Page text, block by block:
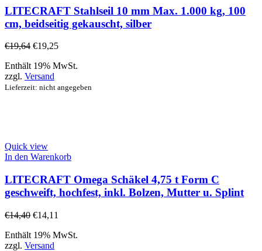
LITECRAFT Stahlseil 10 mm Max. 1.000 kg, 100
cm, beidseitig gekauscht, silber
€19,64 €19,25
Enthält 19% MwSt.
zzgl. Versand
Lieferzeit: nicht angegeben
Quick view
In den Warenkorb
LITECRAFT Omega Schäkel 4,75 t Form C
geschweift, hochfest, inkl. Bolzen, Mutter u. Splint
€14,40 €14,11
Enthält 19% MwSt.
zzgl. Versand